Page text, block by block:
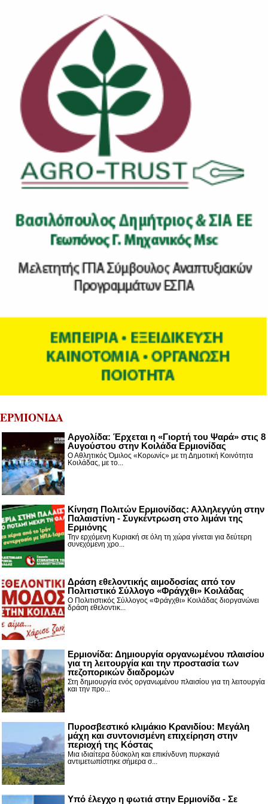
ΕΡΜΙΟΝΙΔΑ
Αργολίδα: Έρχεται η «Γιορτή του Ψαρά» στις 8
Αυγούστου στην Κοιλάδα Ερμιονίδας
Ο Αθλητικός Όμιλος «Κορωνίς» με τη Δημοτική Κοινότητα
Κοιλάδας, με το...
Κίνηση Πολιτών Ερμιονίδας: Αλληλεγγύη στην
Παλαιστίνη - Συγκέντρωση στο λιμάνι της
Ερμιόνης
Την ερχόμενη Κυριακή σε όλη τη χώρα γίνεται για δεύτερη
συνεχόμενη χρο...
Δράση εθελοντικής αιμοδοσίας από τον
Πολιτιστικό Σύλλογο «Φράγχθι» Κοιλάδας
Ο Πολιτιστικός Σύλλογος «Φράγχθι» Κοιλάδας διοργανώνει
δράση εθελοντικ...
Ερμιονίδα: Δημιουργία οργανωμένου πλαισίου
για τη λειτουργία και την προστασία των
πεζοπορικών διαδρομών
Στη δημιουργία ενός οργανωμένου πλαισίου για τη λειτουργία
και την προ...
Πυροσβεστικό κλιμάκιο Κρανιδίου: Μεγάλη
μάχη και συντονισμένη επιχείρηση στην
περιοχή της Κόστας
Μια ιδιαίτερα δύσκολη και επικίνδυνη πυρκαγιά
αντιμετωπίστηκε σήμερα σ...
Υπό έλεγχο η φωτιά στην Ερμιονίδα - Σε